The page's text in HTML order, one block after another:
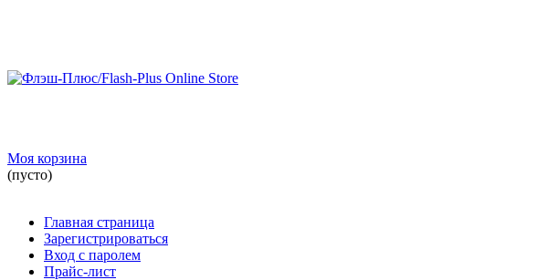
Моя корзина
(пусто)
Главная страница
Зарегистрироваться
Вход с паролем
Прайс-лист